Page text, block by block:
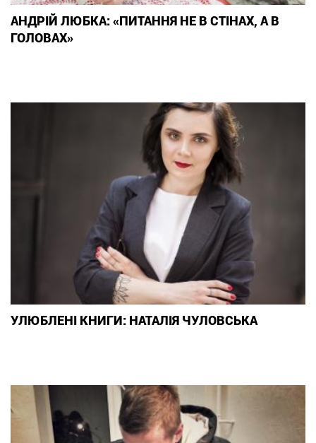
АНДРІЙ ЛЮБКА: «ПИТАННЯ НЕ В СТІНАХ, А В
ГОЛОВАХ»
УЛЮБЛЕНІ КНИГИ: НАТАЛІЯ ЧУЛОВСЬКА